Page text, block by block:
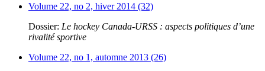
Volume 22, no 2, hiver 2014 (32)
Dossier: Le hockey Canada-URSS : aspects politiques d’une
rivalité sportive
Volume 22, no 1, automne 2013 (26)